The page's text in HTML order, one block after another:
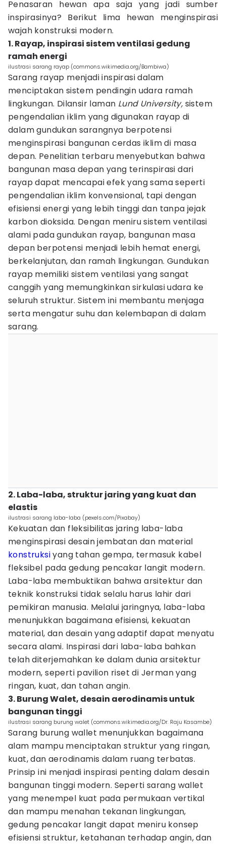
Penasaran hewan apa saja yang jadi sumber
inspirasinya? Berikut lima hewan menginspirasi
wajah konstruksi modern.
1. Rayap, inspirasi sistem ventilasi gedung
ramah energi
ilustrasi sarang rayap (commons.wikimedia.org/Bambiwa)
Sarang rayap menjadi inspirasi dalam
menciptakan sistem pendingin udara ramah
lingkungan. Dilansir laman Lund University, sistem
pengendalian iklim yang digunakan rayap di
dalam gundukan sarangnya berpotensi
menginspirasi bangunan cerdas iklim di masa
depan. Penelitian terbaru menyebutkan bahwa
bangunan masa depan yang terinspirasi dari
rayap dapat mencapai efek yang sama seperti
pengendalian iklim konvensional, tapi dengan
efisiensi energi yang lebih tinggi dan tanpa jejak
karbon dioksida. Dengan meniru sistem ventilasi
alami pada gundukan rayap, bangunan masa
depan berpotensi menjadi lebih hemat energi,
berkelanjutan, dan ramah lingkungan. Gundukan
rayap memiliki sistem ventilasi yang sangat
canggih yang memungkinkan sirkulasi udara ke
seluruh struktur. Sistem ini membantu menjaga
serta mengatur suhu dan kelembapan di dalam
sarang.
2. Laba-laba, struktur jaring yang kuat dan
elastis
ilustrasi sarang laba-laba (pexels.com/Pixabay)
Kekuatan dan fleksibilitas jaring laba-laba
menginspirasi desain jembatan dan material
konstruksiyang tahan gempa, termasuk kabel
fleksibel pada gedung pencakar langit modern.
Laba-laba membuktikan bahwa arsitektur dan
teknik konstruksi tidak selalu harus lahir dari
pemikiran manusia. Melalui jaringnya, laba-laba
menunjukkan bagaimana efisiensi, kekuatan
material, dan desain yang adaptif dapat menyatu
secara alami. Inspirasi dari laba-laba bahkan
telah diterjemahkan ke dalam dunia arsitektur
modern, seperti pavilion riset di Jerman yang
ringan, kuat, dan tahan angin.
3. Burung Walet, desain aerodinamis untuk
bangunan tinggi
ilustrasi sarang burung walet (commons.wikimedia.org/Dr. Raju Kasambe)
Sarang burung wallet menunjukkan bagaimana
alam mampu menciptakan struktur yang ringan,
kuat, dan aerodinamis dalam ruang terbatas.
Prinsip ini menjadi inspirasi penting dalam desain
bangunan tinggi modern. Seperti sarang wallet
yang menempel kuat pada permukaan vertikal
dan mampu menahan tekanan lingkungan,
gedung pencakar langit dapat meniru konsep
efisiensi struktur, ketahanan terhadap angin, dan